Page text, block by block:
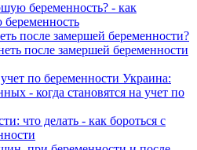
беременность? - как
после замершей беременности?
после замершей беременности
по беременности Украина:
- когда становятся на учет по
что делать - как бороться с